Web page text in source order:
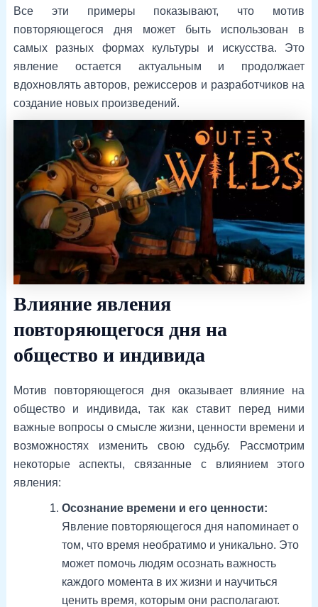
Все эти примеры показывают, что мотив
повторяющегося дня может быть использован в
самых разных формах культуры и искусства. Это
явление остается актуальным и продолжает
вдохновлять авторов, режиссеров и разработчиков на
создание новых произведений.
Влияние явления
повторяющегося дня на
общество и индивида
Мотив повторяющегося дня оказывает влияние на
общество и индивида, так как ставит перед ними
важные вопросы о смысле жизни, ценности времени и
возможностях изменить свою судьбу. Рассмотрим
некоторые аспекты, связанные с влиянием этого
явления:
Осознание времени и его ценности:
Явление повторяющегося дня напоминает о
том, что время необратимо и уникально. Это
может помочь людям осознать важность
каждого момента в их жизни и научиться
ценить время, которым они располагают.